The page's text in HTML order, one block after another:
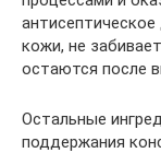
кожи, не
остаются после
Остальные
поддержания